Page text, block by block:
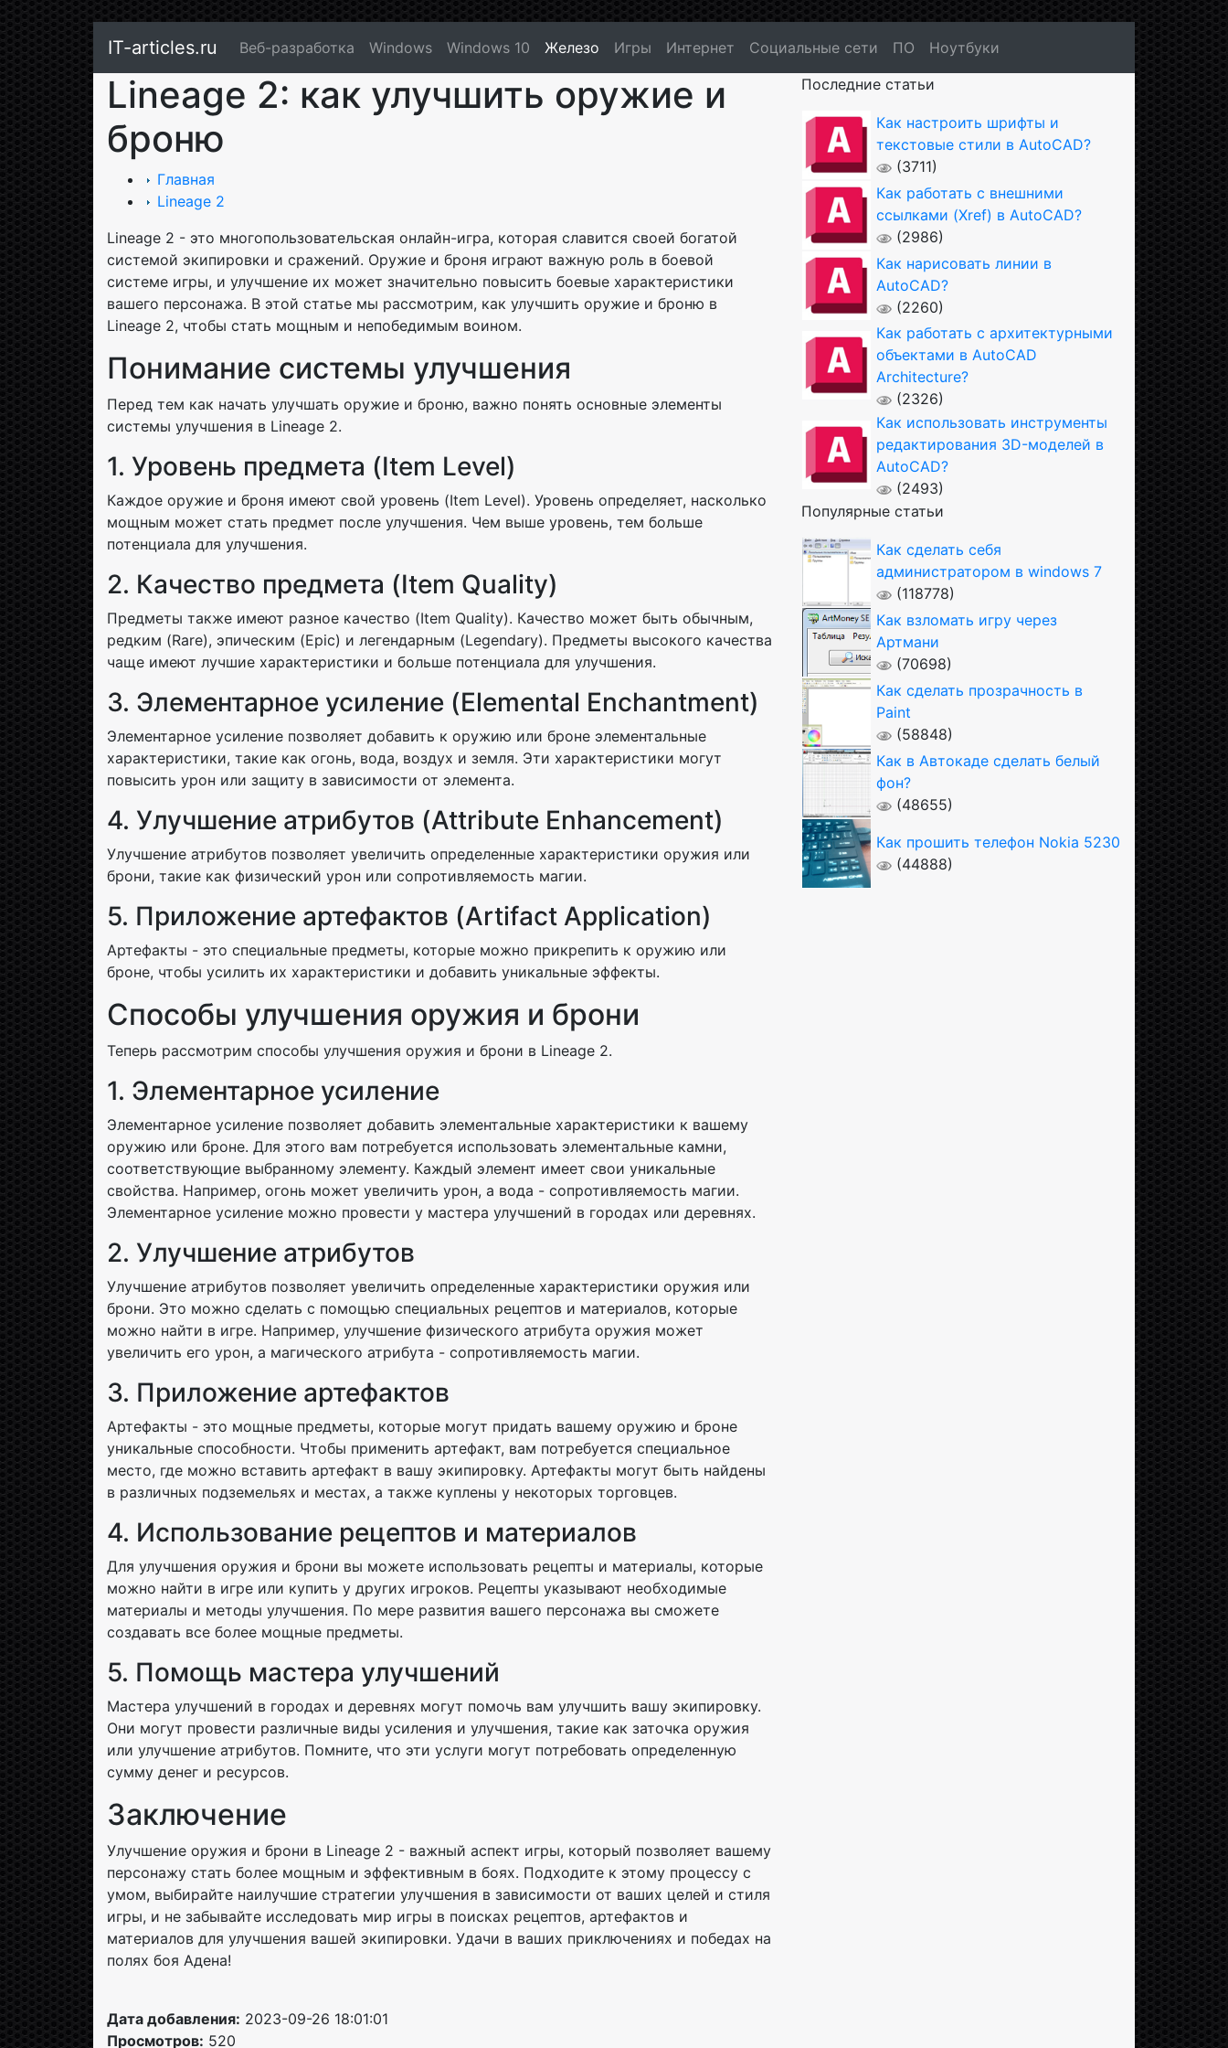
IT-articles.ru Веб-разработка Windows Windows 10 Железо Игры Интернет Социальные сети ПО Ноутбуки
Lineage 2: как улучшить оружие и
броню
Главная
Lineage 2
Lineage 2 - это многопользовательская онлайн-игра, которая славится своей богатой
системой экипировки и сражений. Оружие и броня играют важную роль в боевой
системе игры, и улучшение их может значительно повысить боевые характеристики
вашего персонажа. В этой статье мы рассмотрим, как улучшить оружие и броню в
Lineage 2, чтобы стать мощным и непобедимым воином.
Понимание системы улучшения
Перед тем как начать улучшать оружие и броню, важно понять основные элементы
системы улучшения в Lineage 2.
1. Уровень предмета (Item Level)
Каждое оружие и броня имеют свой уровень (Item Level). Уровень определяет, насколько
мощным может стать предмет после улучшения. Чем выше уровень, тем больше
потенциала для улучшения.
2. Качество предмета (Item Quality)
Предметы также имеют разное качество (Item Quality). Качество может быть обычным,
редким (Rare), эпическим (Epic) и легендарным (Legendary). Предметы высокого качества
чаще имеют лучшие характеристики и больше потенциала для улучшения.
3. Элементарное усиление (Elemental Enchantment)
Элементарное усиление позволяет добавить к оружию или броне элементальные
характеристики, такие как огонь, вода, воздух и земля. Эти характеристики могут
повысить урон или защиту в зависимости от элемента.
4. Улучшение атрибутов (Attribute Enhancement)
Улучшение атрибутов позволяет увеличить определенные характеристики оружия или
брони, такие как физический урон или сопротивляемость магии.
5. Приложение артефактов (Artifact Application)
Артефакты - это специальные предметы, которые можно прикрепить к оружию или
броне, чтобы усилить их характеристики и добавить уникальные эффекты.
Способы улучшения оружия и брони
Теперь рассмотрим способы улучшения оружия и брони в Lineage 2.
1. Элементарное усиление
Элементарное усиление позволяет добавить элементальные характеристики к вашему
оружию или броне. Для этого вам потребуется использовать элементальные камни,
соответствующие выбранному элементу. Каждый элемент имеет свои уникальные
свойства. Например, огонь может увеличить урон, а вода - сопротивляемость магии.
Элементарное усиление можно провести у мастера улучшений в городах или деревнях.
2. Улучшение атрибутов
Улучшение атрибутов позволяет увеличить определенные характеристики оружия или
брони. Это можно сделать с помощью специальных рецептов и материалов, которые
можно найти в игре. Например, улучшение физического атрибута оружия может
увеличить его урон, а магического атрибута - сопротивляемость магии.
3. Приложение артефактов
Артефакты - это мощные предметы, которые могут придать вашему оружию и броне
уникальные способности. Чтобы применить артефакт, вам потребуется специальное
место, где можно вставить артефакт в вашу экипировку. Артефакты могут быть найдены
в различных подземельях и местах, а также куплены у некоторых торговцев.
4. Использование рецептов и материалов
Для улучшения оружия и брони вы можете использовать рецепты и материалы, которые
можно найти в игре или купить у других игроков. Рецепты указывают необходимые
материалы и методы улучшения. По мере развития вашего персонажа вы сможете
создавать все более мощные предметы.
5. Помощь мастера улучшений
Мастера улучшений в городах и деревнях могут помочь вам улучшить вашу экипировку.
Они могут провести различные виды усиления и улучшения, такие как заточка оружия
или улучшение атрибутов. Помните, что эти услуги могут потребовать определенную
сумму денег и ресурсов.
Заключение
Улучшение оружия и брони в Lineage 2 - важный аспект игры, который позволяет вашему
персонажу стать более мощным и эффективным в боях. Подходите к этому процессу с
умом, выбирайте наилучшие стратегии улучшения в зависимости от ваших целей и стиля
игры, и не забывайте исследовать мир игры в поисках рецептов, артефактов и
материалов для улучшения вашей экипировки. Удачи в ваших приключениях и победах на
полях боя Адена!
Дата добавления: 2023-09-26 18:01:01
Просмотров: 520
Последние статьи
Как настроить шрифты и
текстовые стили в AutoCAD?
(3711)
Как работать с внешними
ссылками (Xref) в AutoCAD?
(2986)
Как нарисовать линии в
AutoCAD?
(2260)
Как работать с архитектурными
объектами в AutoCAD
Architecture?
(2326)
Как использовать инструменты
редактирования 3D-моделей в
AutoCAD?
(2493)
Популярные статьи
Как сделать себя
администратором в windows 7
(118778)
Как взломать игру через
Артмани
(70698)
Как сделать прозрачность в
Paint
(58848)
Как в Автокаде сделать белый
фон?
(48655)
Как прошить телефон Nokia 5230
(44888)